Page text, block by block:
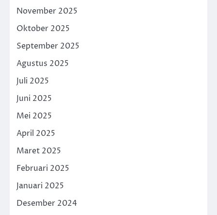
November 2025
Oktober 2025
September 2025
Agustus 2025
Juli 2025
Juni 2025
Mei 2025
April 2025
Maret 2025
Februari 2025
Januari 2025
Desember 2024